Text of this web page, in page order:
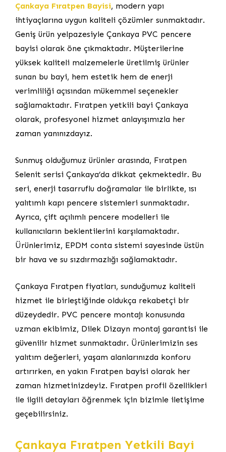
Çankaya Fıratpen Bayisi, modern yapı
ihtiyaçlarına uygun kaliteli çözümler sunmaktadır.
Geniş ürün yelpazesiyle Çankaya PVC pencere
bayisi olarak öne çıkmaktadır. Müşterilerine
yüksek kaliteli malzemelerle üretilmiş ürünler
sunan bu bayi, hem estetik hem de enerji
verimliliği açısından mükemmel seçenekler
sağlamaktadır. Fıratpen yetkili bayi Çankaya
olarak, profesyonel hizmet anlayışımızla her
zaman yanınızdayız.
Sunmuş olduğumuz ürünler arasında, Fıratpen
Selenit serisi Çankaya’da dikkat çekmektedir. Bu
seri, enerji tasarruflu doğramalar ile birlikte, ısı
yalıtımlı kapı pencere sistemleri sunmaktadır.
Ayrıca, çift açılımlı pencere modelleri ile
kullanıcıların beklentilerini karşılamaktadır.
Ürünlerimiz, EPDM conta sistemi sayesinde üstün
bir hava ve su sızdırmazlığı sağlamaktadır.
Çankaya Fıratpen fiyatları, sunduğumuz kaliteli
hizmet ile birleştiğinde oldukça rekabetçi bir
düzeydedir. PVC pencere montajı konusunda
uzman ekibimiz, Dilek Dizayn montaj garantisi ile
güvenilir hizmet sunmaktadır. Ürünlerimizin ses
yalıtım değerleri, yaşam alanlarınızda konforu
artırırken, en yakın Fıratpen bayisi olarak her
zaman hizmetinizdeyiz. Fıratpen profil özellikleri
ile ilgili detayları öğrenmek için bizimle iletişime
geçebilirsiniz.
Çankaya Fıratpen Yetkili Bayi